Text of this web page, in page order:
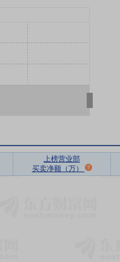
上榜营业部
买卖净额（万）